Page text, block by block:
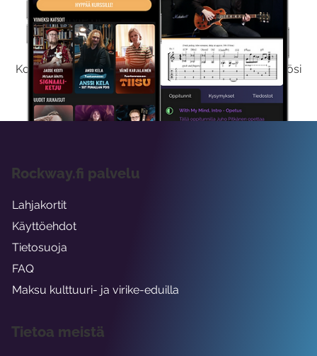
Kokeile Ilmaiseksi
Kokeilemalla ilmaiseksi saat koko sisältömme käyttöösi
viikon ajaksi.
Rockway.fi palvelu
Lahjakortit
Käyttöehdot
Tietosuoja
FAQ
Maksu kulttuuri- ja virike-eduilla
Tietoa meistä